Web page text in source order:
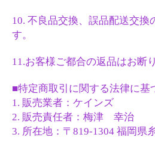
10. 不良品交換、誤品配送交
す。
11.お客様ご都合の返品はお断
■特定商取引に関する法律に基
1. 販売業者：ケインズ
2. 販売責任者：梅津 幸治
3. 所在地：〒819-1304 福岡県